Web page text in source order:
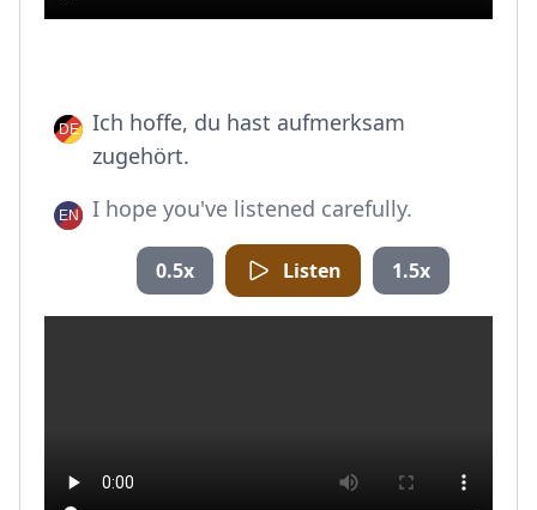
Ich hoffe, du hast aufmerksam
zugehört.
I hope you've listened carefully.
0.5x Listen 1.5x